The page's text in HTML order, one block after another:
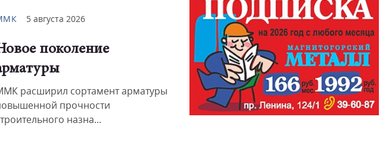
5 августа 2026
поколение
расширил сортамент арматуры
прочности
назна...